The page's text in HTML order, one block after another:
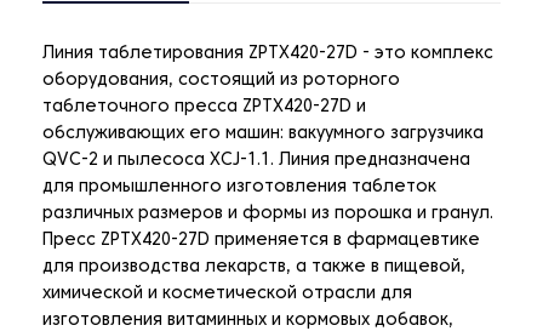
Линия таблетирования ZPTX420-27D - это комплекс
оборудования, состоящий из роторного
таблеточного пресса ZPTX420-27D и
обслуживающих его машин: вакуумного загрузчика
QVC-2 и пылесоса XCJ-1.1. Линия предназначена
для промышленного изготовления таблеток
различных размеров и формы из порошка и гранул.
Пресс ZPTX420-27D применяется в фармацевтике
для производства лекарств, а также в пищевой,
химической и косметической отрасли для
изготовления витаминных и кормовых добавок,